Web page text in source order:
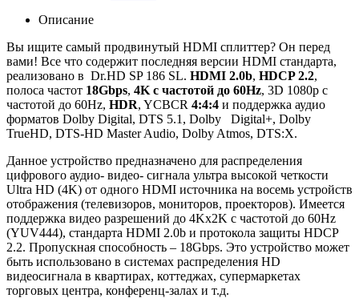
Описание
Вы ищите самый продвинутый HDMI сплиттер? Он перед
вами! Все что содержит последняя версии HDMI стандарта,
реализовано в Dr.HD SP 186 SL. HDMI 2.0b, HDCP 2.2,
полоса частот 18Gbps, 4K с частотой до 60Hz, 3D 1080p с
частотой до 60Hz, HDR, YCBCR 4:4:4 и поддержка аудио
форматов Dolby Digital, DTS 5.1, Dolby Digital+, Dolby
TrueHD, DTS-HD Master Audio, Dolby Atmos, DTS:X.
Данное устройство предназначено для распределения
цифрового аудио- видео- сигнала ультра высокой четкости
Ultra HD (4K) от одного HDMI источника на восемь устройств
отображения (телевизоров, мониторов, проекторов). Имеется
поддержка видео разрешений до 4Kx2K с частотой до 60Hz
(YUV444), стандарта HDMI 2.0b и протокола защиты HDCP
2.2. Пропускная способность – 18Gbps. Это устройство может
быть использовано в системах распределения HD
видеосигнала в квартирах, коттеджах, супермаркетах
торговых центра, конференц-залах и т.д.